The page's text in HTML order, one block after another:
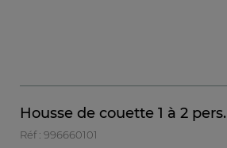
FR DE
BE
CH
Housse de couette 1 à 2 pers.
Réf : 996660101